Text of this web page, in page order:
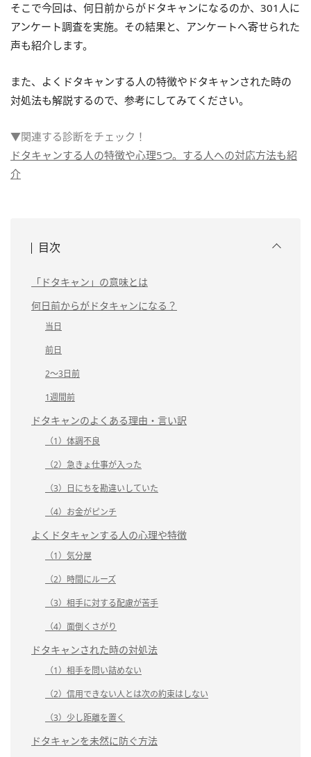
そこで今回は、何日前からがドタキャンになるのか、301人に
アンケート調査を実施。その結果と、アンケートへ寄せられた
声も紹介します。
また、よくドタキャンする人の特徴やドタキャンされた時の
対処法も解説するので、参考にしてみてください。
▼関連する診断をチェック！
ドタキャンする人の特徴や心理5つ。する人への対応方法も紹
介
目次
「ドタキャン」の意味とは
何日前からがドタキャンになる？
当日
前日
2～3日前
1週間前
ドタキャンのよくある理由・言い訳
（1）体調不良
（2）急きょ仕事が入った
（3）日にちを勘違いしていた
（4）お金がピンチ
よくドタキャンする人の心理や特徴
（1）気分屋
（2）時間にルーズ
（3）相手に対する配慮が苦手
（4）面倒くさがり
ドタキャンされた時の対処法
（1）相手を問い詰めない
（2）信用できない人とは次の約束はしない
（3）少し距離を置く
ドタキャンを未然に防ぐ方法